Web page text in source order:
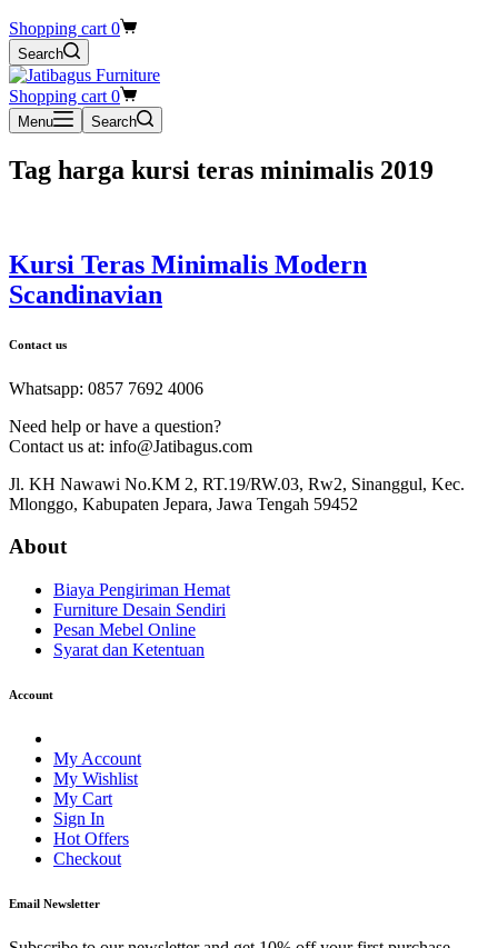
Shopping cart 0
Search
Shopping cart 0
Menu Search
Tag harga kursi teras minimalis 2019
Kursi Teras Minimalis Modern
Scandinavian
Contact us
Whatsapp: 0857 7692 4006
Need help or have a question?
Contact us at: info@Jatibagus.com
Jl. KH Nawawi No.KM 2, RT.19/RW.03, Rw2, Sinanggul, Kec.
Mlonggo, Kabupaten Jepara, Jawa Tengah 59452
About
Biaya Pengiriman Hemat
Furniture Desain Sendiri
Pesan Mebel Online
Syarat dan Ketentuan
Account
My Account
My Wishlist
My Cart
Sign In
Hot Offers
Checkout
Email Newsletter